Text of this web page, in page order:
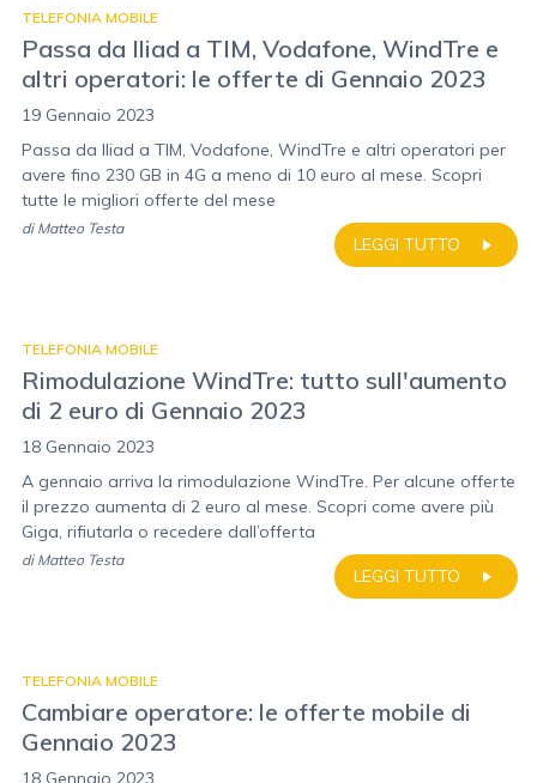
TELEFONIA MOBILE
Passa da Iliad a TIM, Vodafone, WindTre e
altri operatori: le offerte di Gennaio 2023
19 Gennaio 2023
Passa da Iliad a TIM, Vodafone, WindTre e altri operatori per
avere fino 230 GB in 4G a meno di 10 euro al mese. Scopri
tutte le migliori offerte del mese
LEGGI TUTTO
di Matteo Testa
TELEFONIA MOBILE
Rimodulazione WindTre: tutto sull'aumento
di 2 euro di Gennaio 2023
18 Gennaio 2023
A gennaio arriva la rimodulazione WindTre. Per alcune offerte
il prezzo aumenta di 2 euro al mese. Scopri come avere più
Giga, rifiutarla o recedere dall’offerta
LEGGI TUTTO
di Matteo Testa
TELEFONIA MOBILE
Cambiare operatore: le offerte mobile di
Gennaio 2023
18 Gennaio 2023